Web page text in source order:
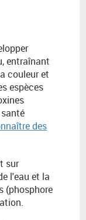
entraînant
couleur et
espèces
des
sur
l'eau et la
(phosphore